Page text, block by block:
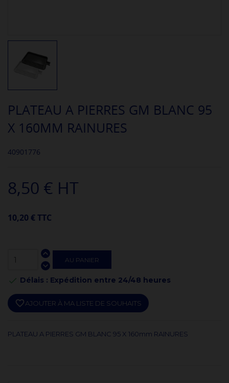
PLATEAU A PIERRES GM BLANC 95
X 160MM RAINURES
40901776
8,50 € HT
10,20 € TTC
AU PANIER
 Délais : Expédition entre 24/48 heures
favorite_borderAJOUTER À MA LISTE DE SOUHAITS
PLATEAU A PIERRES GM BLANC 95 X 160mm RAINURES